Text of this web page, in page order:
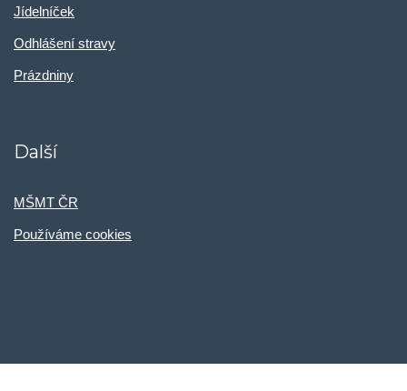
Jídelníček
Odhlášení stravy
Prázdniny
Další
MŠMT ČR
Používáme cookies